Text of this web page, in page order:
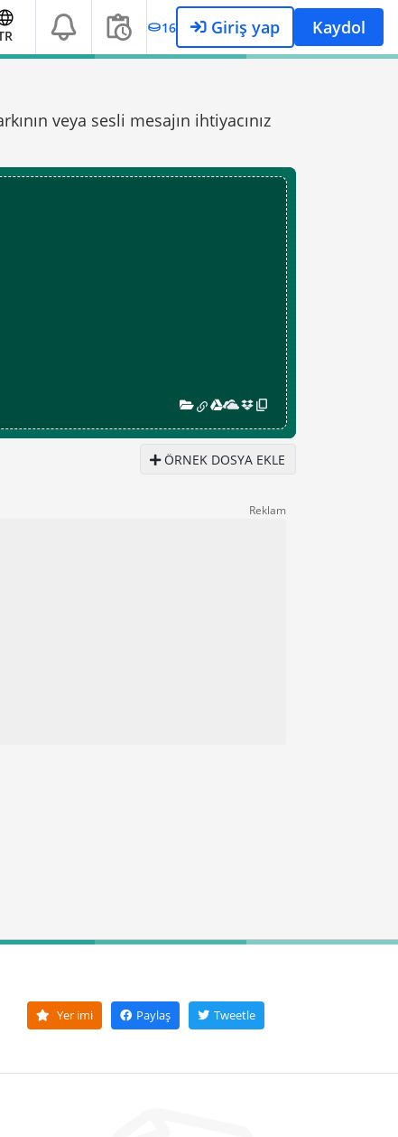
16 Giriş yap Kaydol
veya sesli mesajın ihtiyacınız
ÖRNEK DOSYA EKLE
Reklam
Yer imi Paylaş Tweetle